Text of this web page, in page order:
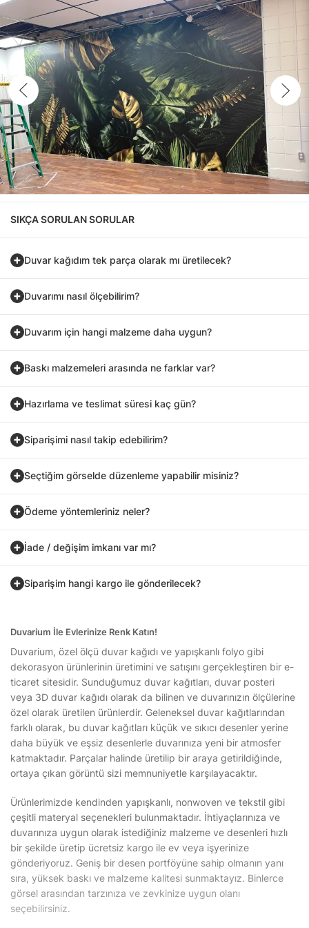
SIKÇA SORULAN SORULAR
Duvar kağıdım tek parça olarak mı üretilecek?
Duvarımı nasıl ölçebilirim?
Duvarım için hangi malzeme daha uygun?
Baskı malzemeleri arasında ne farklar var?
Hazırlama ve teslimat süresi kaç gün?
Siparişimi nasıl takip edebilirim?
Seçtiğim görselde düzenleme yapabilir misiniz?
Ödeme yöntemleriniz neler?
İade / değişim imkanı var mı?
Siparişim hangi kargo ile gönderilecek?
Duvarium İle Evlerinize Renk Katın!
Duvarium, özel ölçü duvar kağıdı ve yapışkanlı folyo gibi
dekorasyon ürünlerinin üretimini ve satışını gerçekleştiren bir e-
ticaret sitesidir. Sunduğumuz duvar kağıtları, duvar posteri
veya 3D duvar kağıdı olarak da bilinen ve duvarınızın ölçülerine
özel olarak üretilen ürünlerdir. Geleneksel duvar kağıtlarından
farklı olarak, bu duvar kağıtları küçük ve sıkıcı desenler yerine
daha büyük ve eşsiz desenlerle duvarınıza yeni bir atmosfer
katmaktadır. Parçalar halinde üretilip bir araya getirildiğinde,
ortaya çıkan görüntü sizi memnuniyetle karşılayacaktır.
Ürünlerimizde kendinden yapışkanlı, nonwoven ve tekstil gibi
çeşitli materyal seçenekleri bulunmaktadır. İhtiyaçlarınıza ve
duvarınıza uygun olarak istediğiniz malzeme ve desenleri hızlı
bir şekilde üretip ücretsiz kargo ile ev veya işyerinize
gönderiyoruz. Geniş bir desen portföyüne sahip olmanın yanı
sıra, yüksek baskı ve malzeme kalitesi sunmaktayız. Binlerce
görsel arasından tarzınıza ve zevkinize uygun olanı
seçebilirsiniz.